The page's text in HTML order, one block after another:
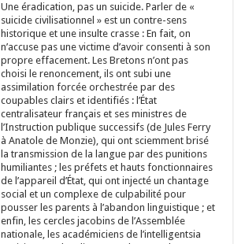
Une éradication, pas un suicide. Parler de «
suicide civilisationnel » est un contre-sens
historique et une insulte crasse : En fait, on
n’accuse pas une victime d’avoir consenti à son
propre effacement. Les Bretons n’ont pas
choisi le renoncement, ils ont subi une
assimilation forcée orchestrée par des
coupables clairs et identifiés : l’État
centralisateur français et ses ministres de
l’Instruction publique successifs (de Jules Ferry
à Anatole de Monzie), qui ont sciemment brisé
la transmission de la langue par des punitions
humiliantes ; les préfets et hauts fonctionnaires
de l’appareil d’État, qui ont injecté un chantage
social et un complexe de culpabilité pour
pousser les parents à l’abandon linguistique ; et
enfin, les cercles jacobins de l’Assemblée
nationale, les académiciens de l’intelligentsia